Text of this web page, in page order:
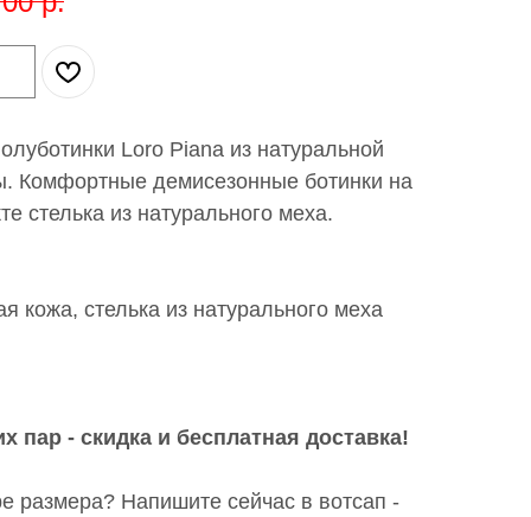
Loro Piana из натуральной
Комфортные демисезонные ботинки на
стелька из натурального меха.
кожа, стелька из натурального меха
пар - скидка и бесплатная доставка!
размера? Напишите сейчас в вотсап -